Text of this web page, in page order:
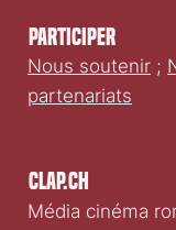
Clap.ch
Média cinéma
Participer
Nous soutenir ;
partenariats